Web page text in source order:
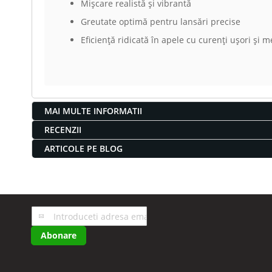
Mișcare realistă și vibrantă
Greutate optimă pentru lansări precise
Eficiență ridicată în apele cu curenți ușori și
MAI MULTE INFORMATII
RECENZII
ARTICOLE PE BLOG
Inscrieti-
va
Buletinele
Abonare